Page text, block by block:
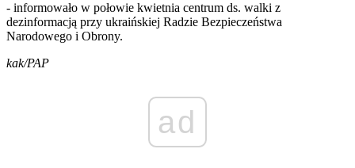
- informowało w połowie kwietnia centrum ds. walki z
dezinformacją przy ukraińskiej Radzie Bezpieczeństwa
Narodowego i Obrony.
kak/PAP
ad